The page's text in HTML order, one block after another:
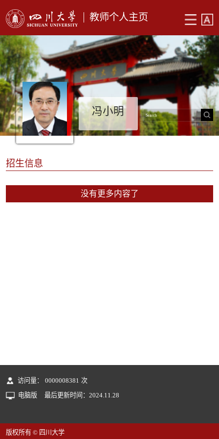
教师个人主页
冯小明
招生信息
没有更多内容了
访问量： 0000008381 次
电脑版
最后更新时间： 2024. 11 28
版权所有 © 四川大学